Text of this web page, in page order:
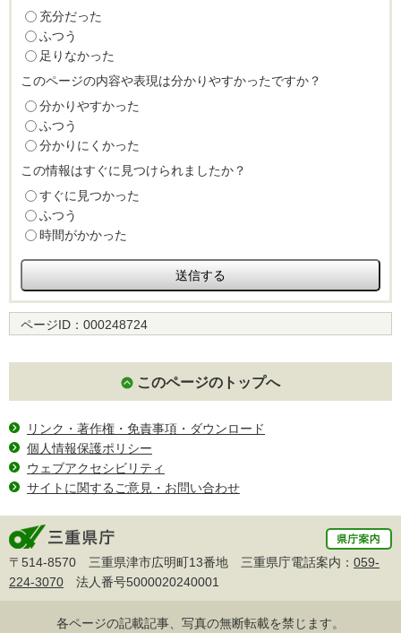
充分だった
ふつう
足りなかった
このページの内容や表現は分かりやすかったですか？
分かりやすかった
ふつう
分かりにくかった
この情報はすぐに見つけられましたか？
すぐに見つかった
ふつう
時間がかかった
ページID： 000248724
このページのトップへ
リンク・著作権・免責事項・ダウンロード
個人情報保護ポリシー
ウェブアクセシビリティ
サイトに関するご意見・お問い合わせ
〒514-8570 三重県津市広明町13番地 三重県庁電話案内： 059-
224-3070 法人番号5000020240001
各ページの記載記事、写真の無断転載を禁じます。